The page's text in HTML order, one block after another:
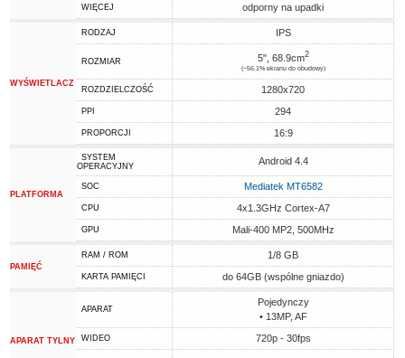
WIĘCEJ odporny na upadki
WYŚWIETLACZ
RODZAJ IPS
ROZMIAR 5", 68.9cm2
(~56.1% ekranu do obudowy)
ROZDZIELCZOŚĆ 1280x720
PPI 294
PROPORCJI 16:9
PLATFORMA
SYSTEM
OPERACYJNY
Android 4.4
SOC Mediatek MT6582
CPU 4x1.3GHz Cortex-A7
GPU Mali-400 MP2, 500MHz
PAMIĘĆ
RAM / ROM 1/8 GB
KARTA PAMIĘCI do 64GB (wspólne gniazdo)
APARAT TYLNY
APARAT
Pojedynczy
• 13MP, AF
WIDEO 720p - 30fps